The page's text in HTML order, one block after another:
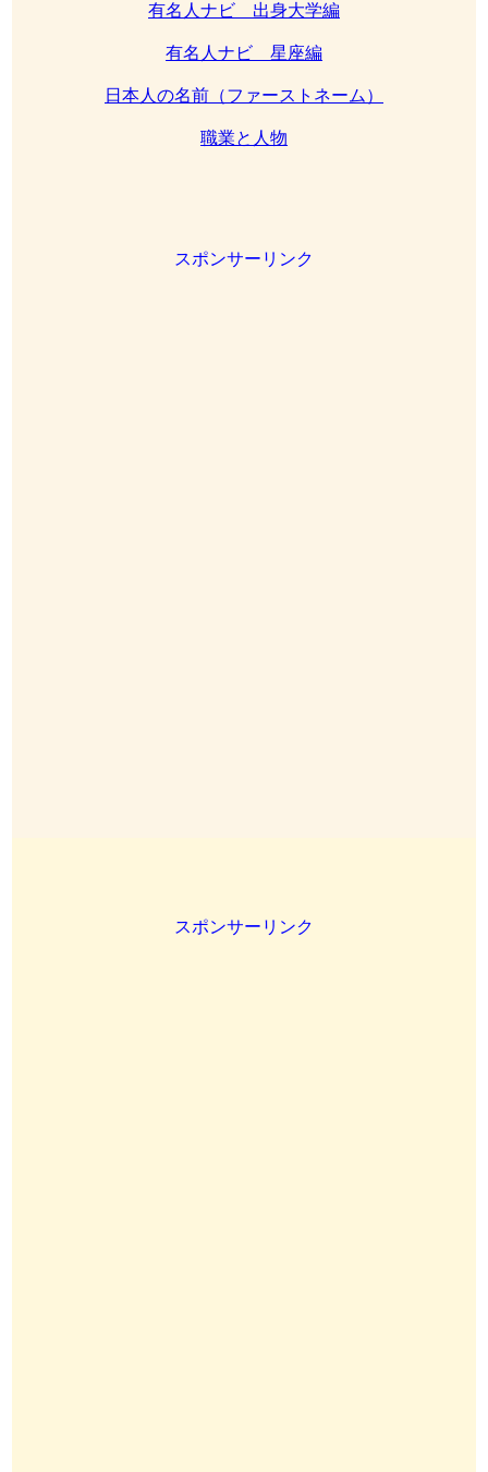
有名人ナビ 出身大学編
有名人ナビ 星座編
日本人の名前（ファーストネーム）
職業と人物
スポンサーリンク
スポンサーリンク